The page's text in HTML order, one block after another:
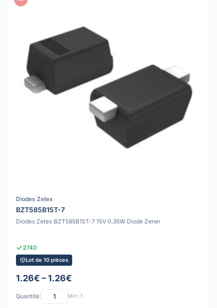
Diodes Zetex
BZT585B15T-7
Diodes Zetex BZT585B15T-7 15V 0.35W Diode Zener
2740
Lot de 10 pièces
1.26€ – 1.26€
Quantité: Min: 1